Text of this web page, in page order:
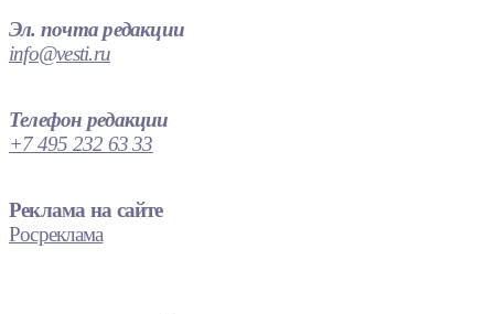
Эл. почта редакции
info@vesti.ru
Телефон редакции
+7 495 232 63 33
Реклама на сайте
Росреклама